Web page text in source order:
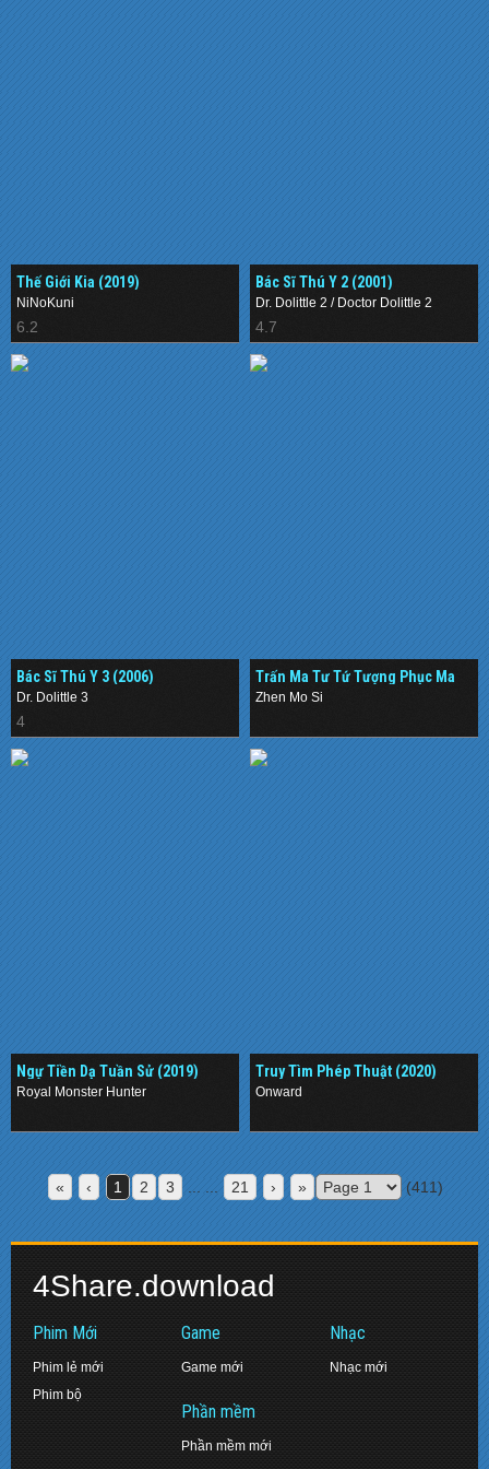
Thế Giới Kia (2019)
NiNoKuni
6.2
Bác Sĩ Thú Y 2 (2001)
Dr. Dolittle 2 / Doctor Dolittle 2
4.7
Bác Sĩ Thú Y 3 (2006)
Dr. Dolittle 3
4
Trấn Ma Tư Tứ Tượng Phục Ma
(2019)
Zhen Mo Si
Ngự Tiền Dạ Tuần Sử (2019)
Royal Monster Hunter
Truy Tìm Phép Thuật (2020)
Onward
« ‹ 1 2 3 21 › » (411)
4Share.download
Phim Mới
Phim lẻ mới
Phim bộ
Game
Game mới
Phần mềm
Phần mềm mới
Nhạc
Nhạc mới